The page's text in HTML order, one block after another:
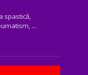
spastică,
...